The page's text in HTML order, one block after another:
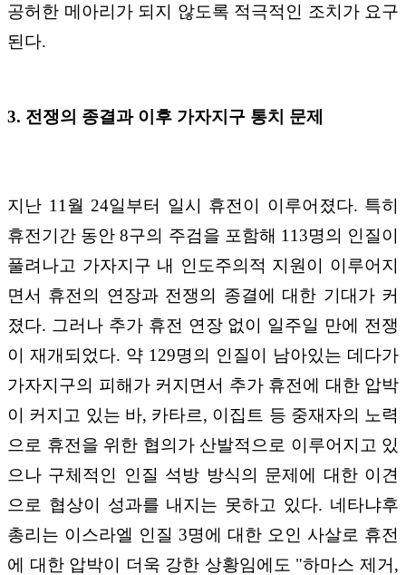
공허한 메아리가 되지 않도록 적극적인 조치가 요구
된다.
3. 전쟁의 종결과 이후 가자지구 통치 문제
지난 11월 24일부터 일시 휴전이 이루어졌다. 특히
휴전기간 동안 8구의 주검을 포함해 113명의 인질이
풀려나고 가자지구 내 인도주의적 지원이 이루어지
면서 휴전의 연장과 전쟁의 종결에 대한 기대가 커
졌다. 그러나 추가 휴전 연장 없이 일주일 만에 전쟁
이 재개되었다. 약 129명의 인질이 남아있는 데다가
가자지구의 피해가 커지면서 추가 휴전에 대한 압박
이 커지고 있는 바, 카타르, 이집트 등 중재자의 노력
으로 휴전을 위한 협의가 산발적으로 이루어지고 있
으나 구체적인 인질 석방 방식의 문제에 대한 이견
으로 협상이 성과를 내지는 못하고 있다. 네타냐후
총리는 이스라엘 인질 3명에 대한 오인 사살로 휴전
에 대한 압박이 더욱 강한 상황임에도 "하마스 제거,